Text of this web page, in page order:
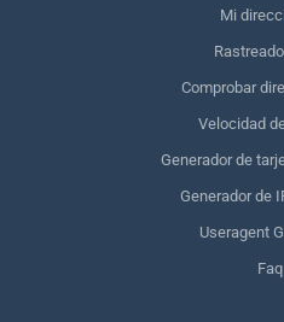
Mi
Comprobar
Velocidad
Generador de
Generador de
Useragent
Faq